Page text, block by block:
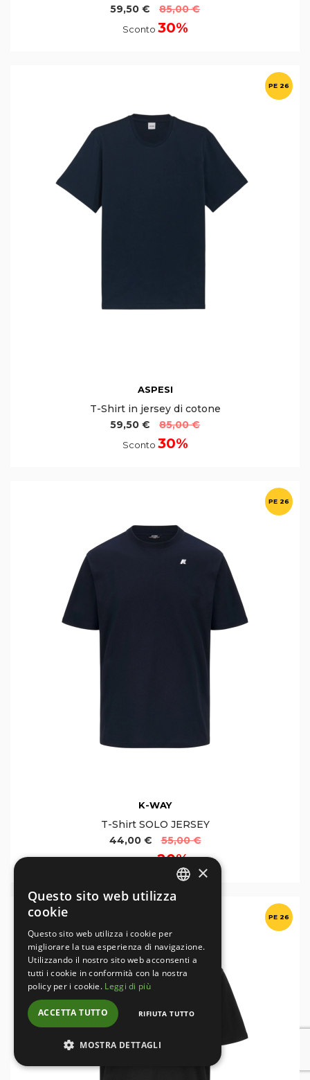
59,50 €
85,00 €
Sconto 30%
PE 26
ASPESI
T-Shirt in jersey di cotone
59,50 €
85,00 €
Sconto 30%
PE 26
K-WAY
T-Shirt SOLO JERSEY
44,00 €
55,00 €
Sconto20%
PE 26
×
Questo sito web utilizza
cookie
Questo sito web utilizza i cookie per
migliorare la tua esperienza di navigazione.
Utilizzando il nostro sito web acconsenti a
tutti i cookie in conformità con la nostra
policy per i cookie. Leggi di più
ACCETTA TUTTO RIFIUTA TUTTO
MOSTRA DETTAGLI